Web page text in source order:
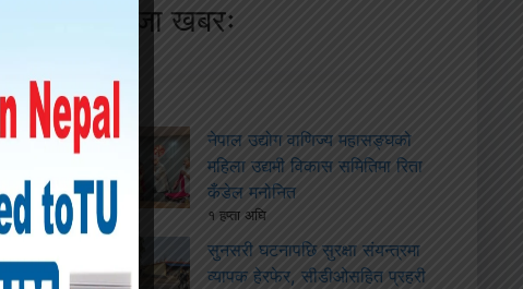
ताजा खबरः
नेपाल उद्योग वाणिज्य महासङ्घको
महिला उद्यमी विकास समितिमा रिता
कँडेल मनोनित
१ हप्ता अघि
सुनसरी घटनापछि सुरक्षा संयन्त्रमा
व्यापक हेरफेर, सीडीओसहित प्रहरी